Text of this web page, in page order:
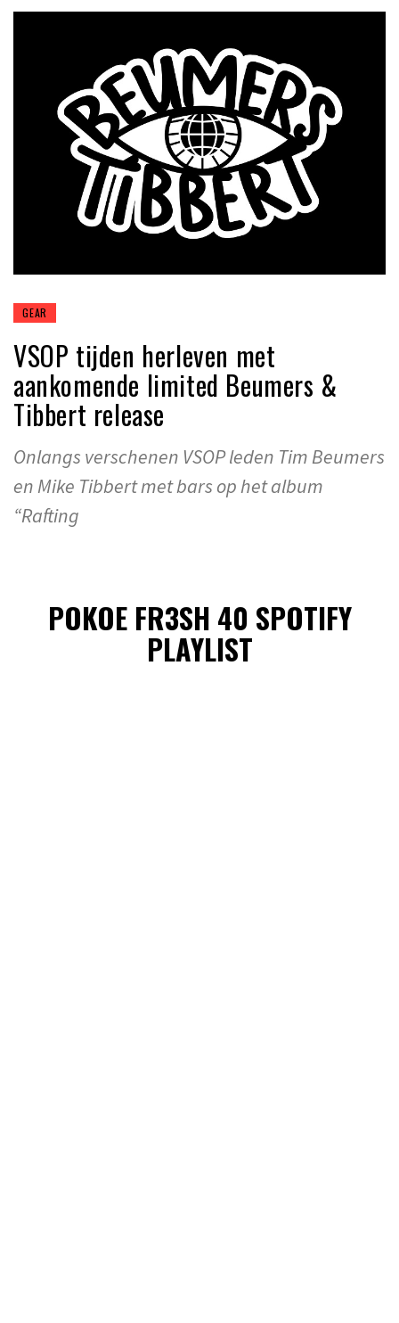
GEAR
VSOP tijden herleven met
aankomende limited Beumers &
Tibbert release
Onlangs verschenen VSOP leden Tim Beumers
en Mike Tibbert met bars op het album
“Rafting
POKOE FR3SH 40 SPOTIFY
PLAYLIST